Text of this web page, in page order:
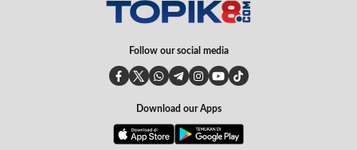
Follow our social media
Download our Apps